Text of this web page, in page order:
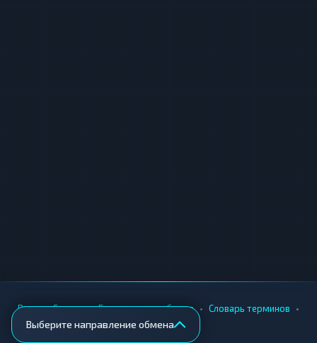
Выберите направление обмена
Вики • Города • Безопасность обмена • Словарь терминов •
AML-проверка